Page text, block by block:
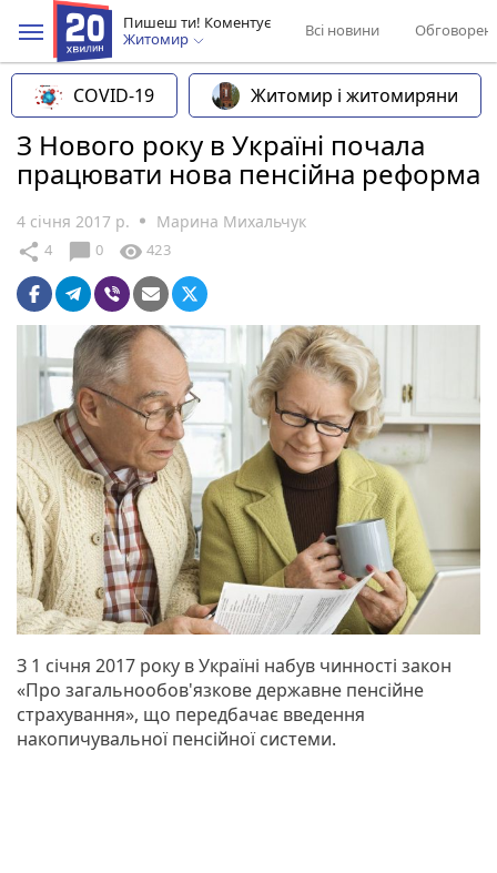
Пишеш ти! Коментує
Житомир
Всі новини
COVID-19 Житомир і житомиряни
З Нового року в Україні почала
працювати нова пенсійна реформа
4 січня 2017 р. Марина Михальчук
share 4 chat_bubble 0 visibility 423
З 1 січня 2017 року в Україні набув чинності закон
«Про загальнообов'язкове державне пенсійне
страхування», що передбачає введення
накопичувальної пенсійної системи.